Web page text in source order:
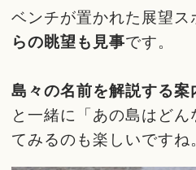
ベンチが置かれた展望ス
らの眺望も見事です。
島々の名前を解説する案
と一緒に「あの島はど
てみるのも楽しいですね。